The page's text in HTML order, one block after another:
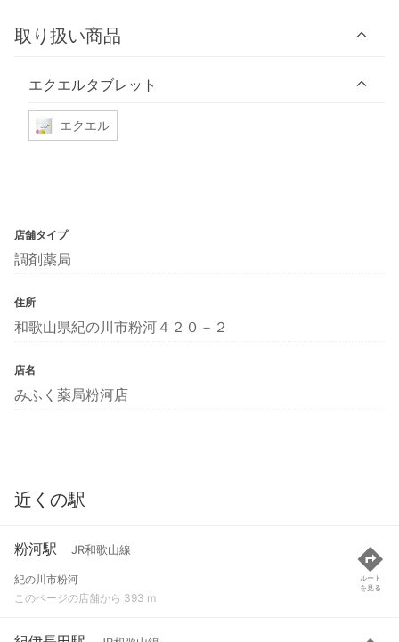
取り扱い商品
エクエルタブレット
エクエル
店舗タイプ
調剤薬局
住所
和歌山県紀の川市粉河４２０－２
店名
みふく薬局粉河店
近くの駅
粉河駅 JR和歌山線
紀の川市粉河
このページの店舗から 393 m
ルート
を見る